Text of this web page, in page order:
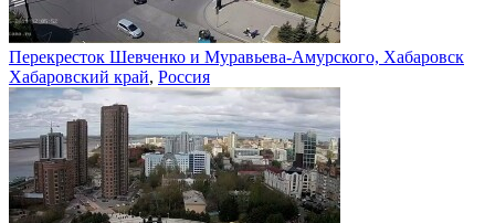
Перекресток Шевченко и Муравьева-Амурского, Хабаровск
Хабаровский край, Россия